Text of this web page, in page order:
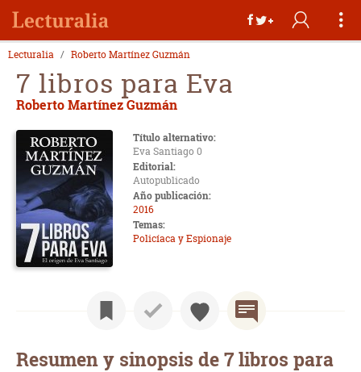
Lecturalia Roberto Martínez Guzmán
7 libros para Eva
Roberto Martínez Guzmán
Título alternativo:
Eva Santiago 0
Editorial:
Autopublicado
Año publicación:
2016
Temas:
Policíaca y Espionaje
Resumen y sinopsis de 7 libros para